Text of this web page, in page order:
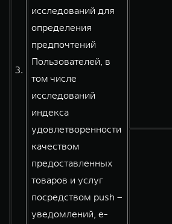
3.
исследований для
определения
предпочтений
Пользователей, в
том числе
исследований
индекса
удовлетворенности
качеством
предоставленных
товаров и услуг
посредством push –
уведомлений, e-